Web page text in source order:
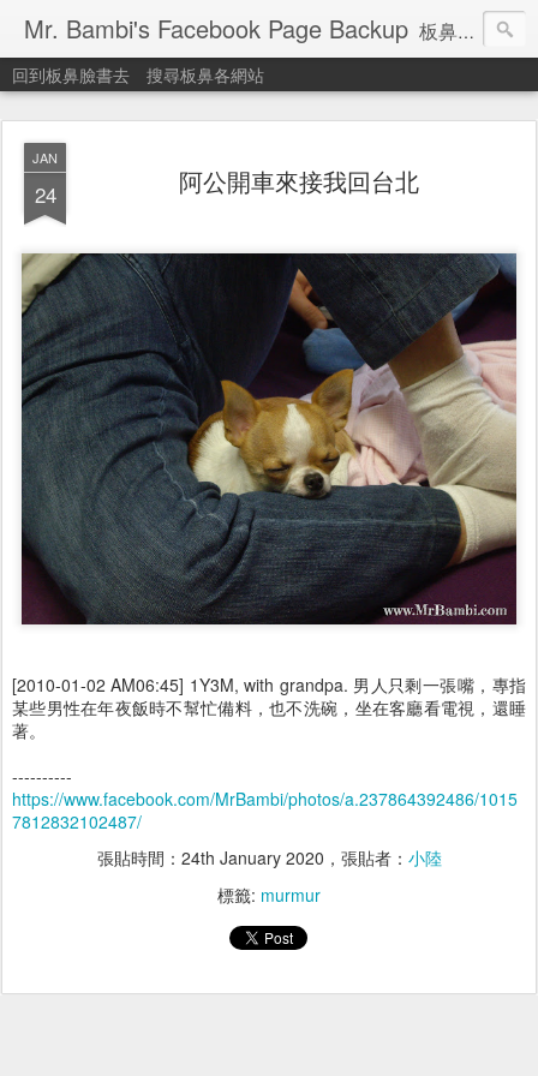
Mr. Bambi's Facebook Page Backup 板鼻臉書備份站
回到板鼻臉書去 搜尋板鼻各網站
JAN
24 阿公開車來接我回台北
[2010-01-02 AM06:45] 1Y3M, with grandpa. 男人只剩一張嘴，專指
某些男性在年夜飯時不幫忙備料，也不洗碗，坐在客廳看電視，還睡
著。
----------
https://www.facebook.com/MrBambi/photos/a.237864392486/1015
7812832102487/
張貼時間： 24th January 2020 ，張貼者： 小陸
標籤: murmur